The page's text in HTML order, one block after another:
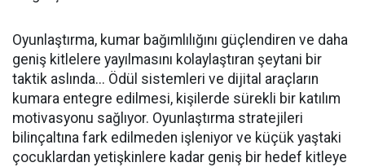
Oyunlaştırma, kumar bağımlılığını güçlendiren ve daha
geniş kitlelere yayılmasını kolaylaştıran şeytani bir
taktik aslında... Ödül sistemleri ve dijital araçların
kumara entegre edilmesi, kişilerde sürekli bir katılım
motivasyonu sağlıyor. Oyunlaştırma stratejileri
bilinçaltına fark edilmeden işleniyor ve küçük yaştaki
çocuklardan yetişkinlere kadar geniş bir hedef kitleye